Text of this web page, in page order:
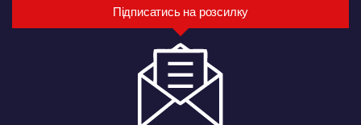
Підписатись на розсилку